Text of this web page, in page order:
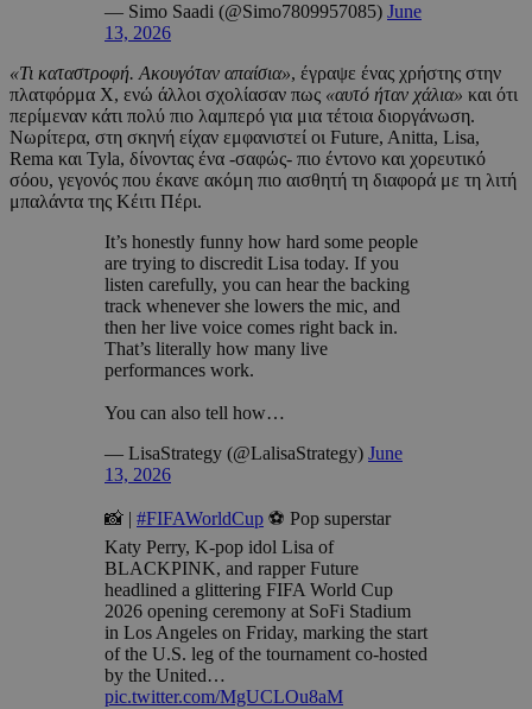
— Simo Saadi (@Simo7809957085) June
13, 2026
«Τι καταστροφή. Ακουγόταν απαίσια», έγραψε ένας χρήστης στην
πλατφόρμα Χ, ενώ άλλοι σχολίασαν πως «αυτό ήταν χάλια» και ότι
περίμεναν κάτι πολύ πιο λαμπερό για μια τέτοια διοργάνωση.
Νωρίτερα, στη σκηνή είχαν εμφανιστεί οι Future, Anitta, Lisa,
Rema και Tyla, δίνοντας ένα -σαφώς- πιο έντονο και χορευτικό
σόου, γεγονός που έκανε ακόμη πιο αισθητή τη διαφορά με τη λιτή
μπαλάντα της Κέιτι Πέρι.
It’s honestly funny how hard some people
are trying to discredit Lisa today. If you
listen carefully, you can hear the backing
track whenever she lowers the mic, and
then her live voice comes right back in.
That’s literally how many live
performances work.
You can also tell how…
— LisaStrategy (@LalisaStrategy) June
13, 2026
📸 | #FIFAWorldCup ⚽ Pop superstar
Katy Perry, K-pop idol Lisa of
BLACKPINK, and rapper Future
headlined a glittering FIFA World Cup
2026 opening ceremony at SoFi Stadium
in Los Angeles on Friday, marking the start
of the U.S. leg of the tournament co-hosted
by the United…
pic.twitter.com/MgUCLOu8aM